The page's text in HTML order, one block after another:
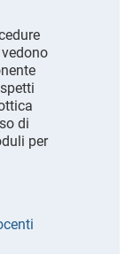
di
per